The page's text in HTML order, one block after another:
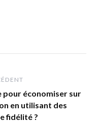
pour économiser sur
en utilisant des
fidélité ?